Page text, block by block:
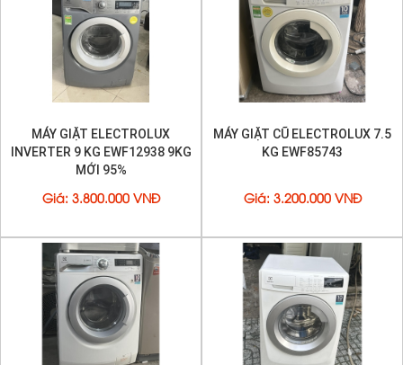
Lồng giặt Magic Drum độc đáo
dụng lực nước, đánh tan các vết bẩn bám trên lồng giặt, giữ cho
lồng giặt luôn sạch sẽ và kháng khuẩn.
MÁY GIẶT ELECTROLUX
INVERTER 9 KG EWF12938 9KG
MỚI 95%
Giá : 3.800.000 VNĐ
MÁY GIẶT CŨ ELECTROLUX 7.5
KG EWF85743
Giá : 3.200.000 VNĐ